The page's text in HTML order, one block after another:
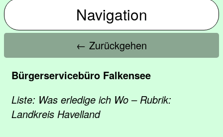
Navigation
← Zurückgehen
Bürgerservicebüro Falkensee
Liste: Was erledige ich Wo – Rubrik:
Landkreis Havelland